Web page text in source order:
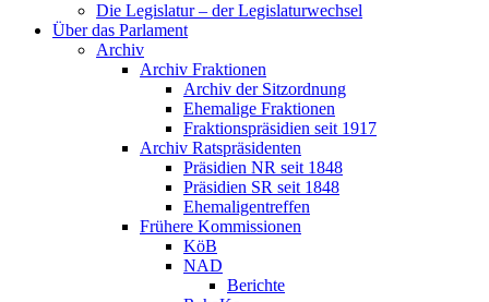
Die Legislatur – der Legislaturwechsel
Über das Parlament
Archiv
Archiv Fraktionen
Archiv der Sitzordnung
Ehemalige Fraktionen
Fraktionspräsidien seit 1917
Archiv Ratspräsidenten
Präsidien NR seit 1848
Präsidien SR seit 1848
Ehemaligentreffen
Frühere Kommissionen
KöB
NAD
Berichte